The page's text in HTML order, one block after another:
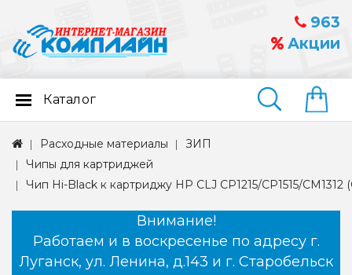
963
Акции
Найти
Каталог
Расходные материалы
ЗИП
Чипы для картриджей
Чип Hi-Black к картриджу HP CLJ CP1215/CP1515/CM1312
Внимание!
Работаем и в воскресенье по адресу г.
Луганск, ул. Ленина, д.143 и г. Старобельск